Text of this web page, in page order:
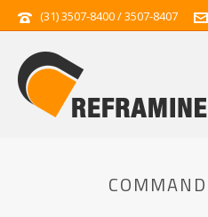
(31) 3507-8400 / 3507-8407